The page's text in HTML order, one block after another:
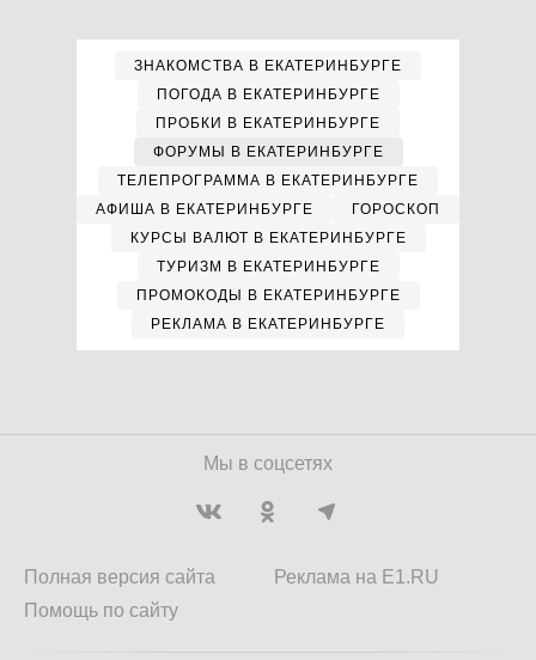
ЗНАКОМСТВА В ЕКАТЕРИНБУРГЕ
ПОГОДА В ЕКАТЕРИНБУРГЕ
ПРОБКИ В ЕКАТЕРИНБУРГЕ
ФОРУМЫ В ЕКАТЕРИНБУРГЕ
ТЕЛЕПРОГРАММА В ЕКАТЕРИНБУРГЕ
АФИША В ЕКАТЕРИНБУРГЕ
ГОРОСКОП
КУРСЫ ВАЛЮТ В ЕКАТЕРИНБУРГЕ
ТУРИЗМ В ЕКАТЕРИНБУРГЕ
ПРОМОКОДЫ В ЕКАТЕРИНБУРГЕ
РЕКЛАМА В ЕКАТЕРИНБУРГЕ
Мы в соцсетях
Полная версия сайта
Помощь по сайту
Реклама на E1.RU